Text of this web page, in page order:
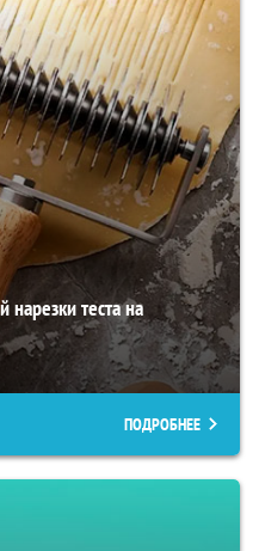
теста на
ПОДРОБНЕЕ